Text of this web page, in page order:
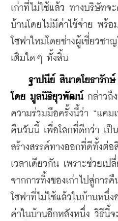
เก่าที่ไม่ใช้แล้ว ทางบริษัทจ
บ้านโดยไม่มีค่าใช้จ่าย พร้อ
โซฟาใหม่โดยช่างผู้เชี่ยวชา
เติมใดๆ ทั้งสิ้น
ฐาปนีย์ สินาดโยธารัก
โดย มูลนิธิยุวพัฒน์ กล่าวถึง
ความร่วมมือครั้งนี้ว่า “แค
คืนวันนี้ เพื่อโลกที่ดีกว่า เป็
สร้างสรรค์ทางออกที่ดีทั้งต่
เวลาเดียวกัน เพราะช่วยเ
จากการทิ้งของเก่าไปสู่การ
โซฟาที่ไม่ใช้แล้วในบ้านหนึ่ง
ค่าในบ้านอีกหลังหนึ่ง วิธีนี้จ